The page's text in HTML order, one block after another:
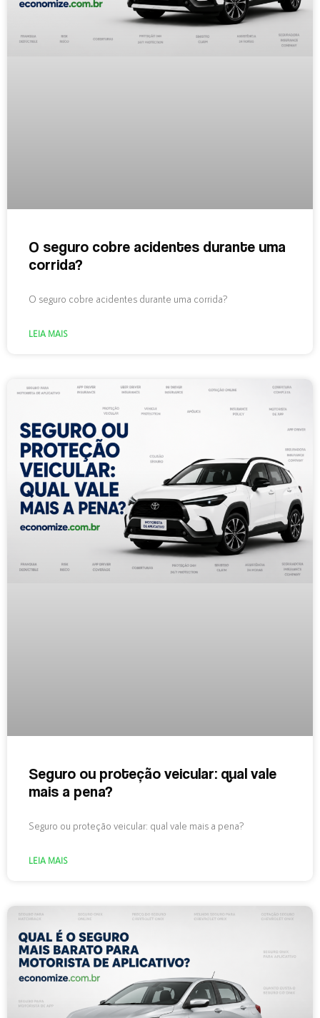
O seguro cobre acidentes durante uma
corrida?
O seguro cobre acidentes durante uma corrida?
LEIA MAIS
Seguro ou proteção veicular: qual vale
mais a pena?
Seguro ou proteção veicular: qual vale mais a pena?
LEIA MAIS